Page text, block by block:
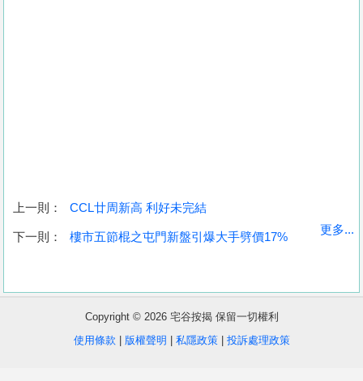
收
盤
上一則： CCL廿周新高 利好未完結
下一則： 樓市五節棍之屯門新盤引爆大手劈價17%
更多...
Copyright © 2026 宅谷按揭 保留一切權利
使用條款
版權聲明 私隱政策| 投訴處理政策